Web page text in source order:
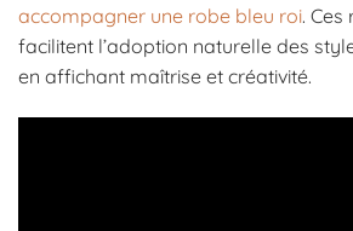
accompagner une robe bleu roi. Ces
facilitent l’adoption naturelle des
en affichant maîtrise et créativité.